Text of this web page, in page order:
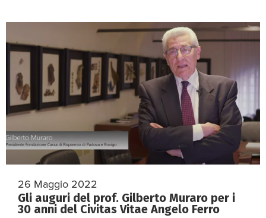
26 Maggio 2022
Gli auguri del prof. Gilberto Muraro per i
30 anni del Civitas Vitae Angelo Ferro